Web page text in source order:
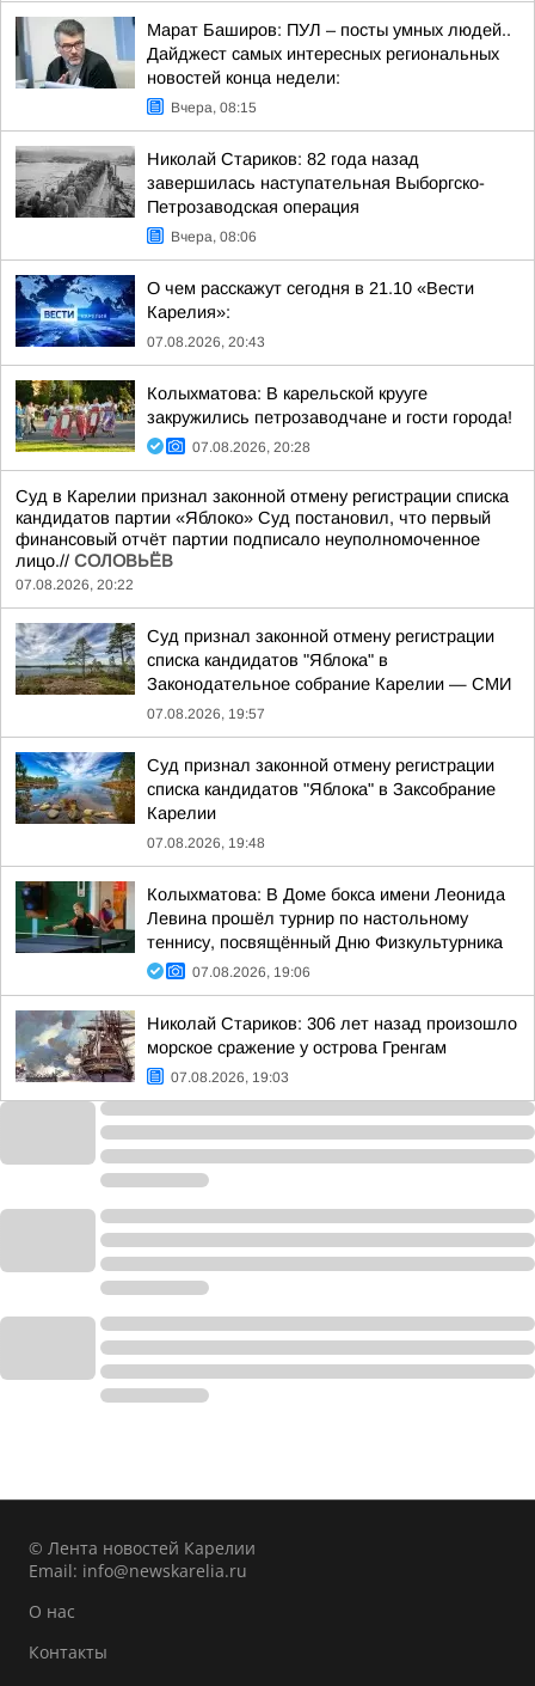
Марат Баширов: ПУЛ – посты умных людей..
Дайджест самых интересных региональных
новостей конца недели:
Вчера, 08:15
Николай Стариков: 82 года назад
завершилась наступательная Выборгско-
Петрозаводская операция
Вчера, 08:06
О чем расскажут сегодня в 21.10 «Вести
Карелия»:
07.08.2026, 20:43
Колыхматова: В карельской крууге
закружились петрозаводчане и гости города!
07.08.2026, 20:28
Суд в Карелии признал законной отмену регистрации списка
кандидатов партии «Яблоко» Суд постановил, что первый
финансовый отчёт партии подписало неуполномоченное
лицо.// СОЛОВЬЁВ
07.08.2026, 20:22
Суд признал законной отмену регистрации
списка кандидатов "Яблока" в
Законодательное собрание Карелии — СМИ
07.08.2026, 19:57
Суд признал законной отмену регистрации
списка кандидатов "Яблока" в Заксобрание
Карелии
07.08.2026, 19:48
Колыхматова: В Доме бокса имени Леонида
Левина прошёл турнир по настольному
теннису, посвящённый Дню Физкультурника
07.08.2026, 19:06
Николай Стариков: 306 лет назад произошло
морское сражение у острова Гренгам
07.08.2026, 19:03
© Лента новостей Карелии
Email: info@newskarelia.ru
О нас
Контакты